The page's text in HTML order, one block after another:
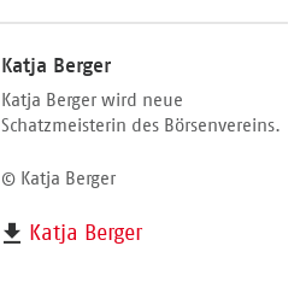
Katja Berger
Katja Berger wird neue
Schatzmeisterin des Börsenvereins.
© Katja Berger
Katja Berger